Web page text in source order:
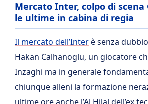
Mercato Inter, colpo di scena
le ultime in cabina di regia
Il mercato dell’Interè senza
Hakan Calhanoglu, un giocatore
Inzaghi ma in generale
chiunque alleni la formazione
ultime ore anche l’Al Hilal dell’ex